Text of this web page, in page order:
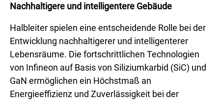
Nachhaltigere und intelligentere Gebäude
Halbleiter spielen eine entscheidende Rolle bei der
Entwicklung nachhaltigerer und intelligenterer
Lebensräume. Die fortschrittlichen Technologien
von Infineon auf Basis von Siliziumkarbid (SiC) und
GaN ermöglichen ein Höchstmaß an
Energieeffizienz und Zuverlässigkeit bei der